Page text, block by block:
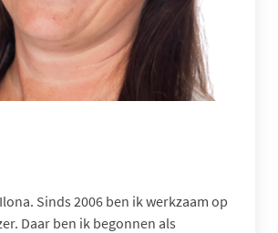
Sinds 2006 ben ik werkzaam op
Daar ben ik begonnen als